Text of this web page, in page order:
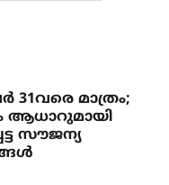
31വരെ മാത്രം;
ആധാറുമായി
സൗജന്യ